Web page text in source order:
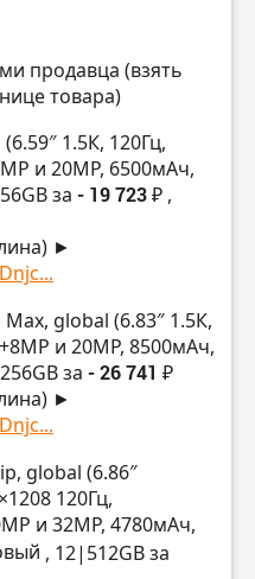
продавца (взять
товара)
1.5К, 120Гц,
и 20MP, 6500мАч,
за - 19 723 ₽ ,
►
global (6.83″ 1.5К,
и 20MP, 8500мАч,
за - 26 741 ₽
►
global (6.86″
120Гц,
и 32MP, 4780мАч,
, 12|512GB за